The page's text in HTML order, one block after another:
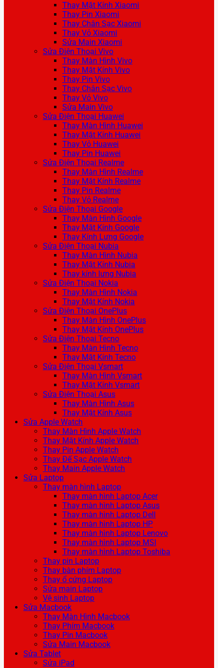
Thay Mặt Kính Xiaomi
Thay Pin Xiaomi
Thay Chân Sạc Xiaomi
Thay Vỏ Xiaomi
Sửa Main Xiaomi
Sửa Điện Thoại Vivo
Thay Màn Hình Vivo
Thay Mặt Kính Vivo
Thay Pin Vivo
Thay Chân Sạc Vivo
Thay Vỏ Vivo
Sửa Main Vivo
Sửa Điện Thoại Huawei
Thay Màn Hình Huawei
Thay Mặt Kính Huawei
Thay Vỏ Huawei
Thay Pin Huawei
Sửa Điện Thoại Realme
Thay Màn Hình Realme
Thay Mặt Kính Realme
Thay Pin Realme
Thay Vỏ Realme
Sửa Điện Thoại Google
Thay Màn Hình Google
Thay Mặt Kính Google
Thay Kính Lưng Google
Sửa Điện Thoại Nubia
Thay Màn Hình Nubia
Thay Mặt Kính Nubia
Thay kính lưng Nubia
Sửa Điện Thoại Nokia
Thay Màn Hình Nokia
Thay Mặt Kính Nokia
Sửa Điện Thoại OnePlus
Thay Màn Hình OnePlus
Thay Mặt Kính OnePlus
Sửa Điện Thoại Tecno
Thay Màn Hình Tecno
Thay Mặt Kính Tecno
Sửa Điện Thoại Vsmart
Thay Màn Hình Vsmart
Thay Mặt Kính Vsmart
Sửa Điện Thoại Asus
Thay Màn Hình Asus
Thay Mặt Kính Asus
Sửa Apple Watch
Thay Màn Hình Apple Watch
Thay Mặt Kính Apple Watch
Thay Pin Apple Watch
Thay Đế Sạc Apple Watch
Thay Main Apple Watch
Sửa Laptop
Thay màn hình Laptop
Thay màn hình Laptop Acer
Thay màn hình Laptop Asus
Thay màn hình Laptop Dell
Thay màn hình Laptop HP
Thay màn hình Laptop Lenovo
Thay màn hình Laptop MSI
Thay màn hình Laptop Toshiba
Thay pin Laptop
Thay bàn phím Laptop
Thay ổ cứng Laptop
Sửa main Laptop
Vệ sinh Laptop
Sửa Macbook
Thay Màn Hình Macbook
Thay Phím Macbook
Thay Pin Macbook
Sửa Main Macbook
Sửa Tablet
Sửa iPad